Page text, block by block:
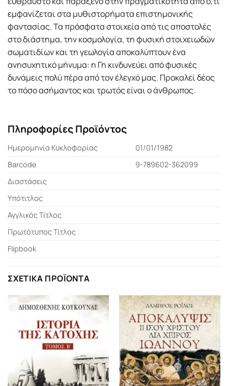
εμφανίζεται στα μυθιστορήματα επιστημονικής
φαντασίας. Τα πρόσφατα στοιχεία από τις αποστολές
στο διάστημα, την κοσμολογία, τη φυσική στοιχειωδών
σωματιδίων και τη γεωλογία αποκαλύπτουν ένα
ανησυχητικό μήνυμα: η Γη κινδυνεύει από φυσικές
δυνάμεις πολύ πέρα από τον έλεγχό μας. Προκαλεί δέος
το πόσο ασήμαντος και τρωτός είναι ο άνθρωπος.
Πληροφορίες Προϊόντος
Ημερομηνία Κυκλοφορίας
01/01/1982
Barcode
9-789602-362099
Διαστάσεις
Υπότιτλος
Αγγλικός Τίτλος
Πρωτότυπος Τίτλος
Flipbook
ΣΧΕΤΙΚΆ ΠΡΟΪΌΝΤΑ